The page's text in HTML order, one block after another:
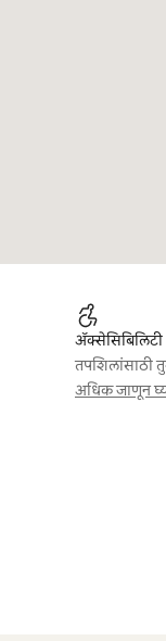
ॲक्सेसिबिलिटी
तपशिलांसाठी
अधिक जाणून